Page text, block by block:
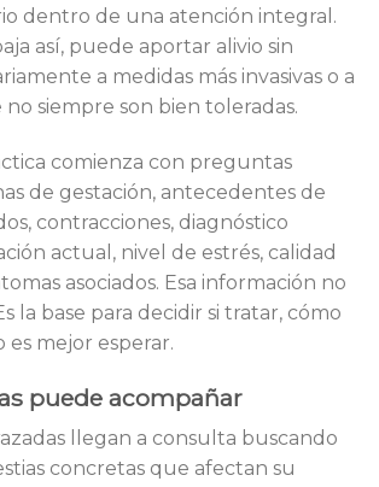
dentro de una atención integral.
así, puede aportar alivio sin
a medidas más invasivas o a
siempre son bien toleradas.
comienza con preguntas
de gestación, antecedentes de
contracciones, diagnóstico
actual, nivel de estrés, calidad
asociados. Esa información no
la base para decidir si tratar, cómo
mejor esperar.
puede acompañar
llegan a consulta buscando
concretas que afectan su